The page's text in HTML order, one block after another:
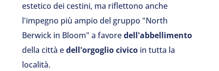
estetico dei cestini, ma riflettono anche
l'impegno più ampio del gruppo "North
Berwick in Bloom" a favoredell'abbellimento
della città edell'orgoglio civicoin tutta la
località.